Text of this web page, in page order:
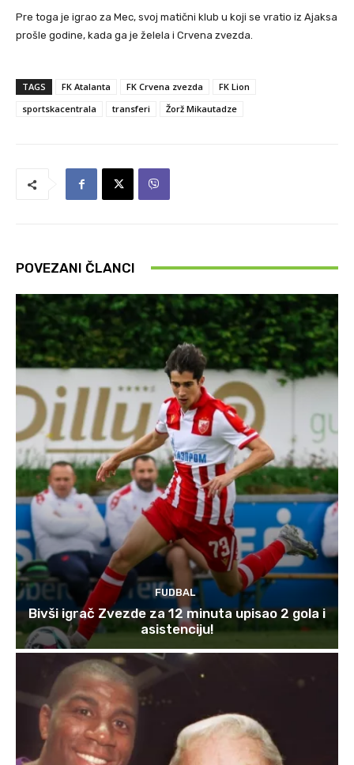
Pre toga je igrao za Mec, svoj matični klub u koji se vratio iz Ajaksa
prošle godine, kada ga je želela i Crvena zvezda.
TAGS FK Atalanta FK Crvena zvezda
FK Lion
sportskacentrala
transferi Žorž Mikautadze
POVEZANI ČLANCI
FUDBAL
Bivši igrač Zvezde za 12 minuta upisao 2 gola i
asistenciju!